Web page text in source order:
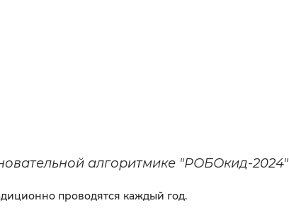
алгоритмике "РОБОкид-2024"
проводятся каждый год.